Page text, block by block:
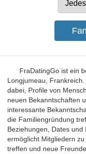
FraDatingGo ist ein
Longjumeau,
dabei, Profile von
neuen Bekanntschaften
interessante
die Familiengründung
Beziehungen, Dates
ermöglicht Mitgliedern
treffen und neue